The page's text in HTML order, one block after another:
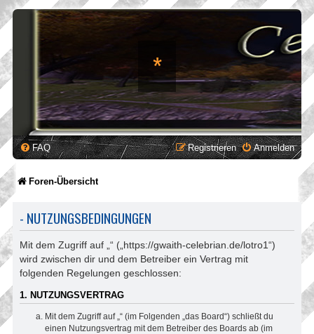
*
FAQ Anmelden
Registrieren
Foren-Übersicht
- NUTZUNGSBEDINGUNGEN
Mit dem Zugriff auf „“ („https://gwaith-celebrian.de/lotro1“)
wird zwischen dir und dem Betreiber ein Vertrag mit
folgenden Regelungen geschlossen:
1. NUTZUNGSVERTRAG
Mit dem Zugriff auf „“ (im Folgenden „das Board“) schließt du
einen Nutzungsvertrag mit dem Betreiber des Boards ab (im